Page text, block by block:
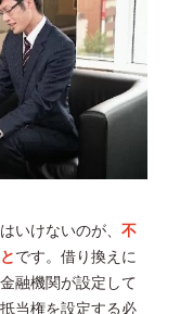
いけないのが、 不
です。借り換えに
融機関が設定して
当権を設定する必